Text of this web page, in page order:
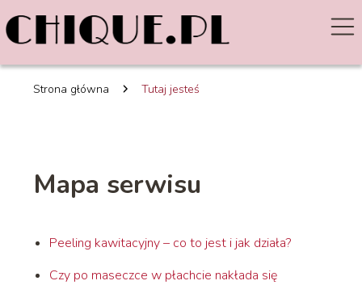
Strona główna Tutaj jesteś
Mapa serwisu
Peeling kawitacyjny – co to jest i jak działa?
Czy po maseczce w płachcie nakłada się